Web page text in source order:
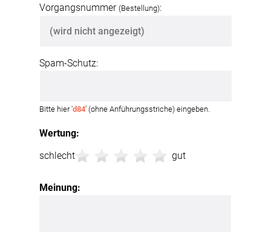
Wertung:
schlecht
gut
Meinung:
Vorgangsnummer (Bestellung):
Spam-Schutz:
Bitte hier 'd84' (ohne Anführungsstriche) eingeben.